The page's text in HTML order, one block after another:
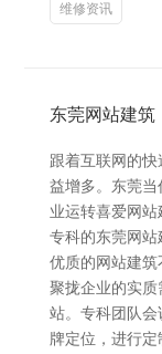
维修资讯
东莞网站建筑
跟着互联网的
益增多。东莞
业运转喜爱网站
专科的东莞网站
优质的网站建
聚拢企业的实
站。专科团队
牌定位，进行